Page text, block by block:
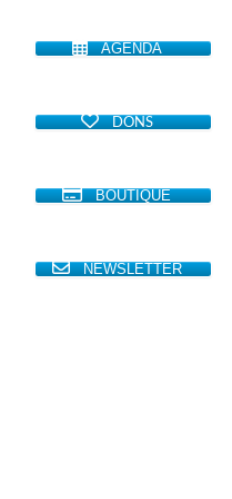
AGENDA
DONS
BOUTIQUE
NEWSLETTER